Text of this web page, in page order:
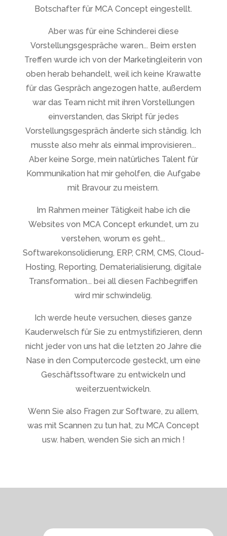
Botschafter für MCA Concept eingestellt.
Aber was für eine Schinderei diese
Vorstellungsgespräche waren... Beim ersten
Treffen wurde ich von der Marketingleiterin von
oben herab behandelt, weil ich keine Krawatte
für das Gespräch angezogen hatte, außerdem
war das Team nicht mit ihren Vorstellungen
einverstanden, das Skript für jedes
Vorstellungsgespräch änderte sich ständig. Ich
musste also mehr als einmal improvisieren...
Aber keine Sorge, mein natürliches Talent für
Kommunikation hat mir geholfen, die Aufgabe
mit Bravour zu meistern.
Im Rahmen meiner Tätigkeit habe ich die
Websites von MCA Concept erkundet, um zu
verstehen, worum es geht...
Softwarekonsolidierung, ERP, CRM, CMS, Cloud-
Hosting, Reporting, Dematerialisierung, digitale
Transformation... bei all diesen Fachbegriffen
wird mir schwindelig.
Ich werde heute versuchen, dieses ganze
Kauderwelsch für Sie zu entmystifizieren, denn
nicht jeder von uns hat die letzten 20 Jahre die
Nase in den Computercode gesteckt, um eine
Geschäftssoftware zu entwickeln und
weiterzuentwickeln.
Wenn Sie also Fragen zur Software, zu allem,
was mit Scannen zu tun hat, zu MCA Concept
usw. haben, wenden Sie sich an mich !